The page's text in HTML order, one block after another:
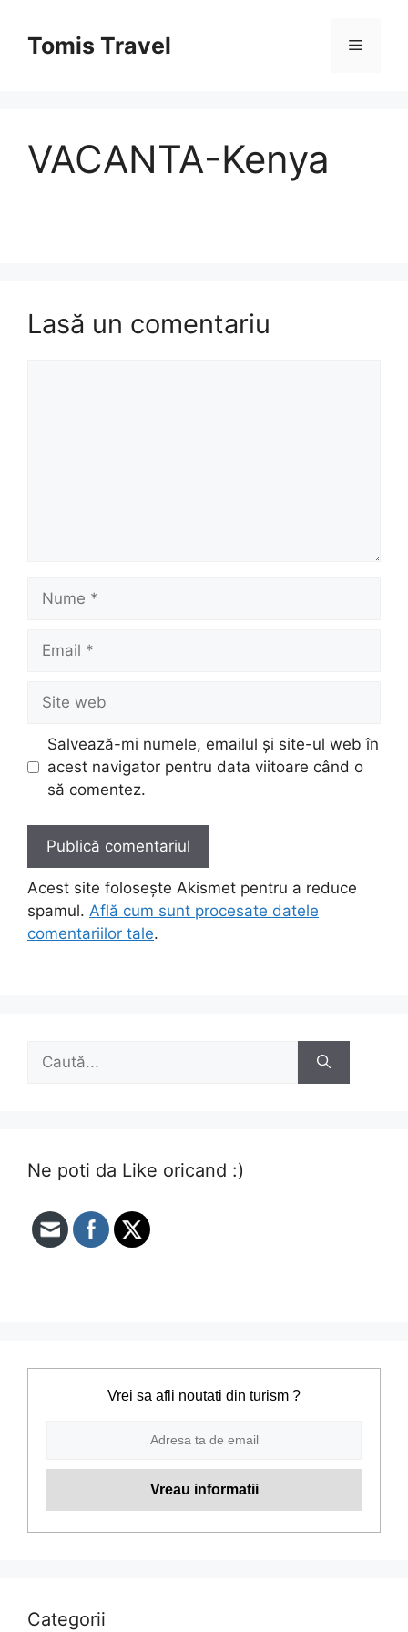
conținutTomis Travel Meniu
VACANTA-Kenya
Lasă un comentariu
Nume
Email
Site
web
Salvează-mi numele, emailul și site-ul web în
acest navigator pentru data viitoare când o
să comentez.
Acest site folosește Akismet pentru a reduce
spamul. Află cum sunt procesate datele
comentariilor tale.
Caută
Ne poti da Like oricand :)
Vrei sa afli noutati din turism ?
Categorii